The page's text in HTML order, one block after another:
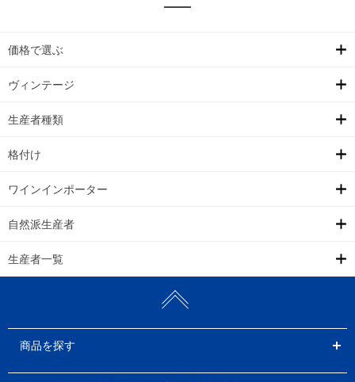
価格で選ぶ
ヴィンテージ
生産者種類
格付け
ワインインポーター
自然派生産者
生産者一覧
商品を探す